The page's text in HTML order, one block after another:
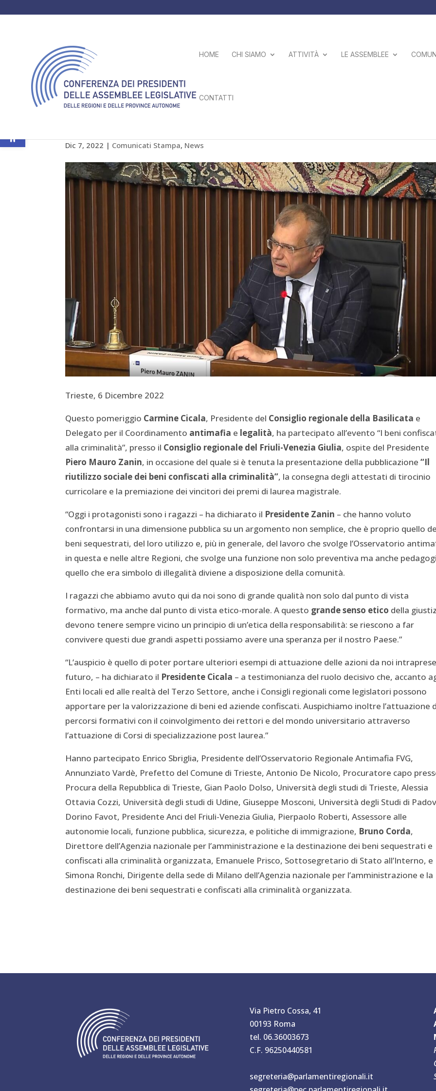
HOME CHI SIAMO ATTIVITÀ LE ASSEMBLEE
CONTATTI
Dic 7, 2022 | Comunicati Stampa, News
Trieste, 6 Dicembre 2022
Questo pomeriggio Carmine Cicala, Presidente del Consiglio regionale della Basilicata e
Delegato per il Coordinamento antimafia e legalità, ha partecipato all’evento “I beni
alla criminalità”, presso il Consiglio regionale del Friuli-Venezia Giulia, ospite del Presidente
Piero Mauro Zanin, in occasione del quale si è tenuta la presentazione della pubblicazione“Il
riutilizzo sociale dei beni confiscati alla criminalità”, la consegna degli attestati di tirocinio
curricolare e la premiazione dei vincitori dei premi di laurea magistrale.
“Oggi i protagonisti sono i ragazzi – ha dichiarato il Presidente Zanin – che hanno voluto
confrontarsi in una dimensione pubblica su un argomento non semplice, che è proprio quello
beni sequestrati, del loro utilizzo e, più in generale, del lavoro che svolge l’Osservatorio
in questa e nelle altre Regioni, che svolge una funzione non solo preventiva ma anche
quello che era simbolo di illegalità diviene a disposizione della comunità.
I ragazzi che abbiamo avuto qui da noi sono di grande qualità non solo dal punto di vista
formativo, ma anche dal punto di vista etico-morale. A questo grande senso etico della
devono tenere sempre vicino un principio di un’etica della responsabilità: se riescono a far
convivere questi due grandi aspetti possiamo avere una speranza per il nostro Paese.”
“L’auspicio è quello di poter portare ulteriori esempi di attuazione delle azioni da noi
futuro, – ha dichiarato il Presidente Cicala – a testimonianza del ruolo decisivo che, accanto
Enti locali ed alle realtà del Terzo Settore, anche i Consigli regionali come legislatori possono
apportare per la valorizzazione di beni ed aziende confiscati. Auspichiamo inoltre l’attuazione
percorsi formativi con il coinvolgimento dei rettori e del mondo universitario attraverso
l’attuazione di Corsi di specializzazione post laurea.”
Hanno partecipato Enrico Sbriglia, Presidente dell’Osservatorio Regionale Antimafia FVG,
Annunziato Vardè, Prefetto del Comune di Trieste, Antonio De Nicolo, Procuratore capo
Procura della Repubblica di Trieste, Gian Paolo Dolso, Università degli studi di Trieste, Alessia
Ottavia Cozzi, Università degli studi di Udine, Giuseppe Mosconi, Università degli Studi di
Dorino Favot, Presidente Anci del Friuli-Venezia Giulia, Pierpaolo Roberti, Assessore alle
autonomie locali, funzione pubblica, sicurezza, e politiche di immigrazione, Bruno Corda,
Direttore dell’Agenzia nazionale per l’amministrazione e la destinazione dei beni sequestrati e
confiscati alla criminalità organizzata, Emanuele Prisco, Sottosegretario di Stato all’Interno, e
Simona Ronchi, Dirigente della sede di Milano dell’Agenzia nazionale per l’amministrazione e la
destinazione dei beni sequestrati e confiscati alla criminalità organizzata.
Via Pietro Cossa, 41
00193 Roma
tel. 06.36003673
C.F. 96250440581
segreteria@parlamentiregionali.it